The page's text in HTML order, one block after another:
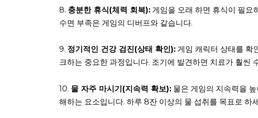
8. 충분한 휴식(체력 회복): 게임을 오래 하면 휴식이 필요
수면 부족은 게임의 디버프와 같습니다.
9. 정기적인 건강 검진(상태 확인): 게임 캐릭터 상태를 확
크하는 중요한 과정입니다. 조기에 발견하면 치료가 훨씬
10. 물 자주 마시기(지속력 확보): 물은 게임의 지속력을
해하는 요소입니다. 하루 8잔 이상의 물 섭취를 목표로 하